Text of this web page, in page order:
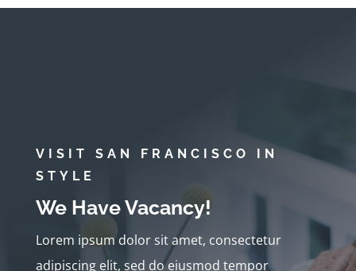
VISIT SAN FRANCISCO IN
STYLE
We Have Vacancy!
Lorem ipsum dolor sit amet, consectetur
adipiscing elit, sed do eiusmod tempor